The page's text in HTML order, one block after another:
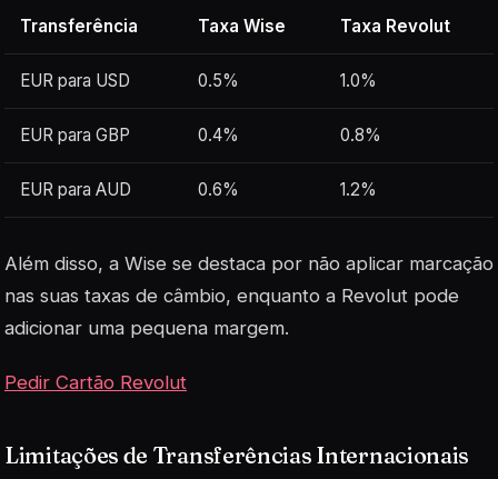
Transferência Taxa Wise Taxa Revolut
EUR para USD 0.5% 1.0%
EUR para GBP 0.4% 0.8%
EUR para AUD 0.6% 1.2%
Além disso, a Wise se destaca por não aplicar marcação
nas suas taxas de câmbio, enquanto a Revolut pode
adicionar uma pequena margem.
Pedir Cartão Revolut
Limitações de Transferências Internacionais